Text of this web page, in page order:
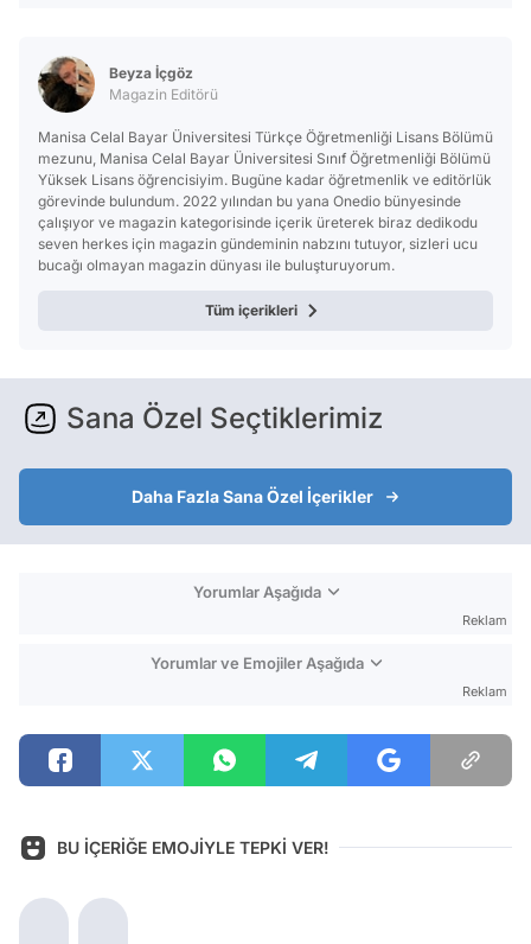
Beyza İçgöz
Magazin Editörü
Manisa Celal Bayar Üniversitesi Türkçe Öğretmenliği Lisans Bölümü
mezunu, Manisa Celal Bayar Üniversitesi Sınıf Öğretmenliği Bölümü
Yüksek Lisans öğrencisiyim. Bugüne kadar öğretmenlik ve editörlük
görevinde bulundum. 2022 yılından bu yana Onedio bünyesinde
çalışıyor ve magazin kategorisinde içerik üreterek biraz dedikodu
seven herkes için magazin gündeminin nabzını tutuyor, sizleri ucu
bucağı olmayan magazin dünyası ile buluşturuyorum.
Tüm içerikleri
Sana Özel Seçtiklerimiz
Daha Fazla Sana Özel İçerikler
Yorumlar Aşağıda
Reklam
Yorumlar ve Emojiler Aşağıda
Reklam
BU İÇERİĞE EMOJİYLE TEPKİ VER!